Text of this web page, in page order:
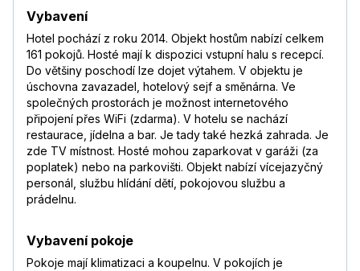
Vybavení
Hotel pochází z roku 2014. Objekt hostům nabízí celkem
161 pokojů. Hosté mají k dispozici vstupní halu s recepcí.
Do většiny poschodí lze dojet výtahem. V objektu je
úschovna zavazadel, hotelový sejf a směnárna. Ve
společných prostorách je možnost internetového
připojení přes WiFi (zdarma). V hotelu se nachází
restaurace, jídelna a bar. Je tady také hezká zahrada. Je
zde TV místnost. Hosté mohou zaparkovat v garáži (za
poplatek) nebo na parkovišti. Objekt nabízí vícejazyčný
personál, službu hlídání dětí, pokojovou službu a
prádelnu.
Vybavení pokoje
Pokoje mají klimatizaci a koupelnu. V pokojích je